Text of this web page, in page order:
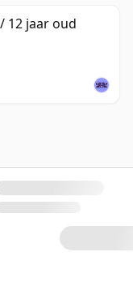
12 jaar oud